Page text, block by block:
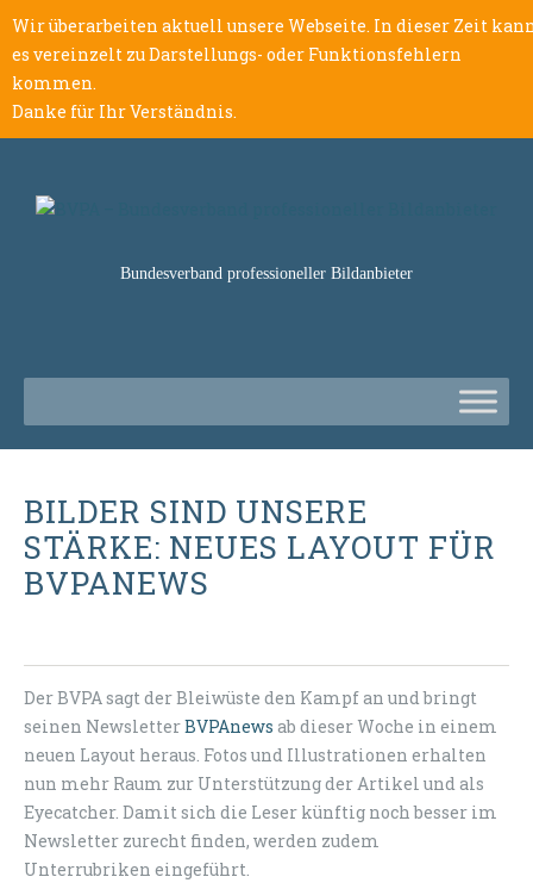
Wir überarbeiten aktuell unsere Webseite. In dieser Zeit
es vereinzelt zu Darstellungs- oder Funktionsfehlern
kommen.
Danke für Ihr Verständnis.
Bundesverband professioneller Bildanbieter
BILDER SIND UNSERE
STÄRKE: NEUES LAYOUT FÜR
BVPANEWS
Der BVPA sagt der Bleiwüste den Kampf an und bringt
seinen NewsletterBVPAnews ab dieser Woche in einem
neuen Layout heraus. Fotos und Illustrationen erhalten
nun mehr Raum zur Unterstützung der Artikel und als
Eyecatcher. Damit sich die Leser künftig noch besser im
Newsletter zurecht finden, werden zudem
Unterrubriken eingeführt.